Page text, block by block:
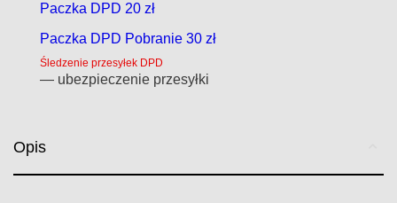
Paczka DPD 20 zł
Paczka DPD Pobranie 30 zł
Śledzenie przesyłek DPD
— ubezpieczenie przesyłki
Opis